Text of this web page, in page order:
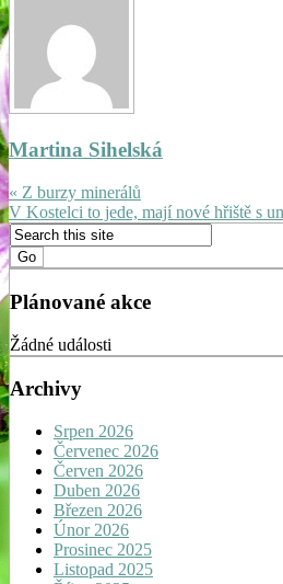
Martina Sihelská
« Z burzy minerálů
V Kostelci to jede, mají nové hřiště s
Plánované akce
Žádné události
Archivy
Srpen 2026
Červenec 2026
Červen 2026
Duben 2026
Březen 2026
Únor 2026
Prosinec 2025
Listopad 2025